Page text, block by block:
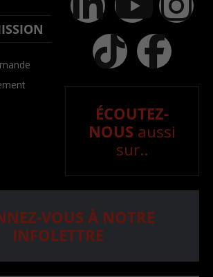
ÉCOUTEZ-
NOUS aussi
sur..
VOUS À NOTRE
INFOLETTRE